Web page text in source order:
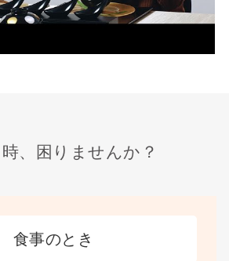
、困りませんか？
食事のとき